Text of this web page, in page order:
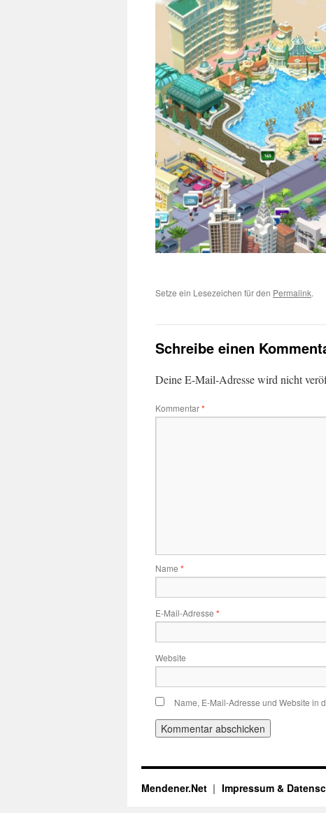
Setze ein Lesezeichen für den Permalink.
Schreibe einen
Deine E-Mail-Adresse wird nicht
Kommentar*
Name *
E-Mail-Adresse *
Website
Name, E-Mail-Adresse und Website in
Mendener.Net Impressum &